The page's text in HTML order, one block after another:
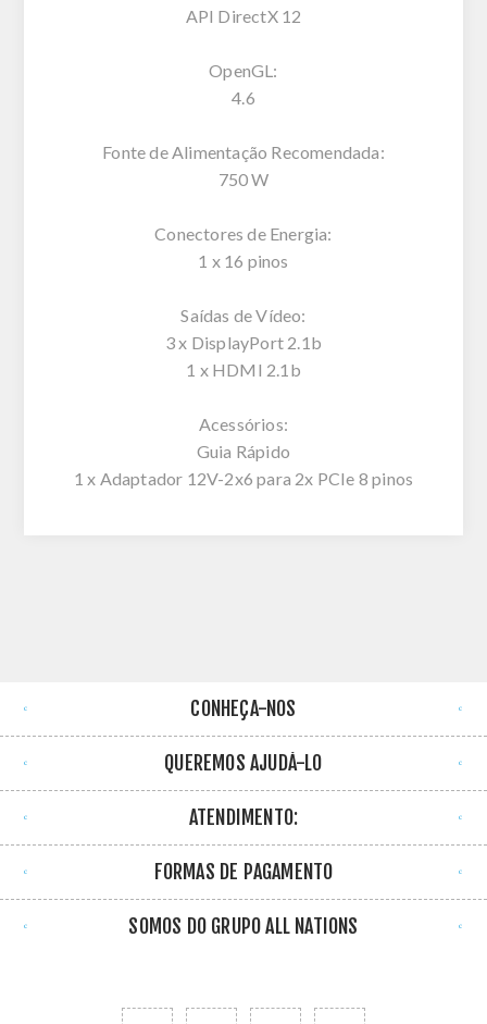
API DirectX 12
OpenGL:
4.6
Fonte de Alimentação Recomendada:
750 W
Conectores de Energia:
1 x 16 pinos
Saídas de Vídeo:
3 x DisplayPort 2.1b
1 x HDMI 2.1b
Acessórios:
Guia Rápido
1 x Adaptador 12V-2x6 para 2x PCIe 8 pinos
CONHEÇA-NOS
QUEREMOS AJUDÁ-LO
ATENDIMENTO:
FORMAS DE PAGAMENTO
SOMOS DO GRUPO ALL NATIONS